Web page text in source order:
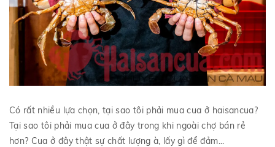
Có rất nhiều lựa chọn, tại sao tôi phải mua cua ở haisancua?
Tại sao tôi phải mua cua ở đây trong khi ngoài chợ bán rẻ
hơn? Cua ở đây thật sự chất lượng à, lấy gì để đảm...